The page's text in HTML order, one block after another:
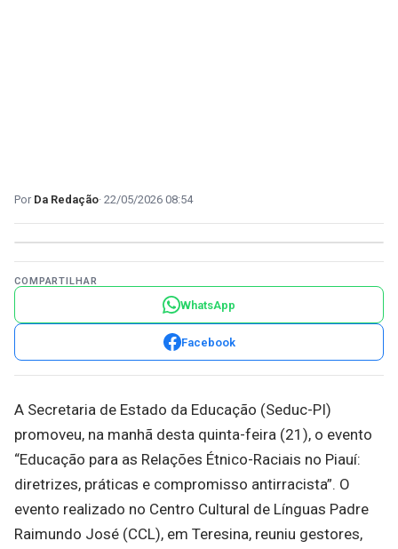
Da Redação 22/05/2026 08:54
COMPARTILHAR
WhatsApp
Facebook
A Secretaria de Estado da Educação (Seduc-PI)
promoveu, na manhã desta quinta-feira (21), o evento
“Educação para as Relações Étnico-Raciais no Piauí:
diretrizes, práticas e compromisso antirracista”. O
evento realizado no Centro Cultural de Línguas Padre
Raimundo José (CCL), em Teresina, reuniu gestores,